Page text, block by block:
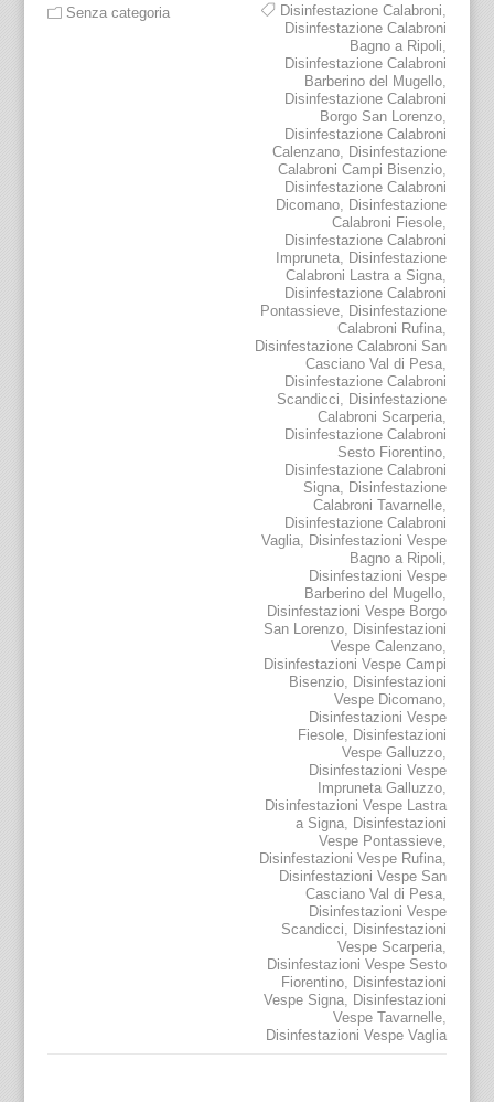
Senza categoria Disinfestazione Calabroni
Disinfestazione Calabroni
Bagno a Ripoli
Disinfestazione Calabroni
Barberino del Mugello
Disinfestazione Calabroni
Borgo San Lorenzo
Disinfestazione Calabroni
Calenzano Disinfestazione
Calabroni Campi Bisenzio
Disinfestazione Calabroni
Dicomano Disinfestazione
Calabroni Fiesole
Disinfestazione Calabroni
Impruneta Disinfestazione
Calabroni Lastra a Signa
Disinfestazione Calabroni
Pontassieve Disinfestazione
Calabroni Rufina
Disinfestazione Calabroni San
Casciano Val di Pesa
Disinfestazione Calabroni
Scandicci
Disinfestazione
Calabroni Scarperia
Disinfestazione Calabroni
Sesto Fiorentino
Disinfestazione Calabroni
Signa Disinfestazione
Calabroni Tavarnelle
Disinfestazione Calabroni
Vaglia Disinfestazioni Vespe
Bagno a Ripoli
Disinfestazioni Vespe
Barberino del Mugello
Disinfestazioni Vespe Borgo
San Lorenzo Disinfestazioni
Vespe Calenzano
Disinfestazioni Vespe Campi
Bisenzio Disinfestazioni
Vespe Dicomano
Disinfestazioni Vespe
Fiesole Disinfestazioni
Vespe Galluzzo
Disinfestazioni Vespe
Impruneta Galluzzo
Disinfestazioni Vespe Lastra
a Signa Disinfestazioni
Vespe Pontassieve
Disinfestazioni Vespe Rufina
Disinfestazioni Vespe San
Casciano Val di Pesa
Disinfestazioni Vespe
Scandicci
Disinfestazioni
Vespe Scarperia
Disinfestazioni Vespe Sesto
Fiorentino Disinfestazioni
Vespe Signa Disinfestazioni
Vespe Tavarnelle
Disinfestazioni Vespe Vaglia